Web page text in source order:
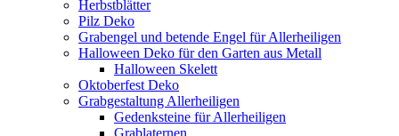
Herbstblätter
Pilz Deko
Grabengel und betende Engel für Allerheiligen
Halloween Deko für den Garten aus Metall
Halloween Skelett
Oktoberfest Deko
Grabgestaltung Allerheiligen
Gedenksteine für Allerheiligen
Grablaternen